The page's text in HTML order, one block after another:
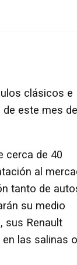
clásicos e
de este mes de
cerca de 40
al
tanto de
su medio
sus Renault
las salinas o